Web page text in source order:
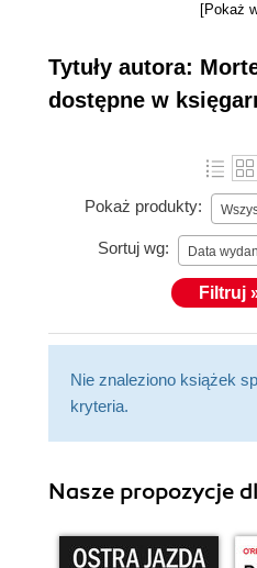
Framework and SQL[Pokaż
Tytuły autora:
dostępne w
Pokaż produkty:
Sortuj wg: Data
Filtruj
Nie znaleziono książek
kryteria.
Nasze propozycje